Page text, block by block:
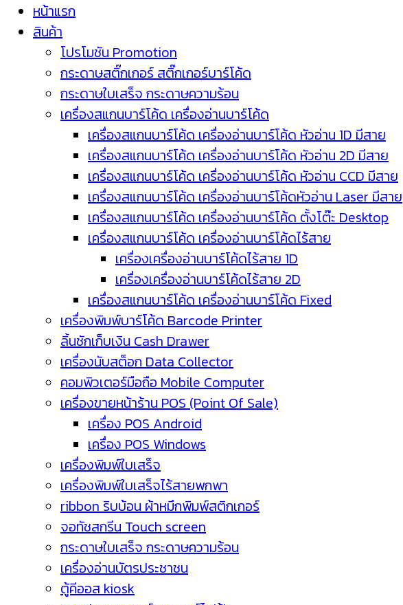
หน้าแรก
สินค้า
โปรโมชัน Promotion
กระดาษสติ๊กเกอร์ สติ๊กเกอร์บาร์โค้ด
กระดาษใบเสร็จ กระดาษความร้อน
เครื่องสแกนบาร์โค้ด เครื่องอ่านบาร์โค้ด
เครื่องสแกนบาร์โค้ด เครื่องอ่านบาร์โค้ด หัวอ่าน 1D มีสาย
เครื่องสแกนบาร์โค้ด เครื่องอ่านบาร์โค้ด หัวอ่าน 2D มีสาย
เครื่องสแกนบาร์โค้ด เครื่องอ่านบาร์โค้ด หัวอ่าน CCD มีสาย
เครื่องสแกนบาร์โค้ด เครื่องอ่านบาร์โค้ดหัวอ่าน Laser มีสาย
เครื่องสแกนบาร์โค้ด เครื่องอ่านบาร์โค้ด ตั้งโต๊ะ Desktop
เครื่องสแกนบาร์โค้ด เครื่องอ่านบาร์โค้ดไร้สาย
เครื่องเครื่องอ่านบาร์โค้ดไร้สาย 1D
เครื่องเครื่องอ่านบาร์โค้ดไร้สาย 2D
เครื่องสแกนบาร์โค้ด เครื่องอ่านบาร์โค้ด Fixed
เครื่องพิมพ์บาร์โค้ด Barcode Printer
ลิ้นชักเก็บเงิน Cash Drawer
เครื่องนับสต็อก Data Collector
คอมพิวเตอร์มือถือ Mobile Computer
เครื่องขายหน้าร้าน POS (Point Of Sale)
เครื่อง POS Android
เครื่อง POS Windows
เครื่องพิมพ์ใบเสร็จ
เครื่องพิมพ์ใบเสร็จไร้สายพกพา
ribbon ริบบ้อน ผ้าหมึกพิมพ์สติกเกอร์
จอทัชสกรีน Touch screen
กระดาษใบเสร็จ กระดาษความร้อน
เครื่องอ่านบัตรประชาชน
ตู้คีออส kiosk